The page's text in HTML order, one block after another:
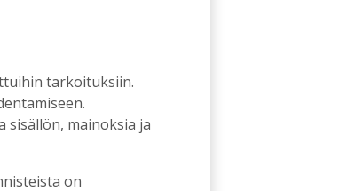
tarkoituksiin.
mainoksia ja
on